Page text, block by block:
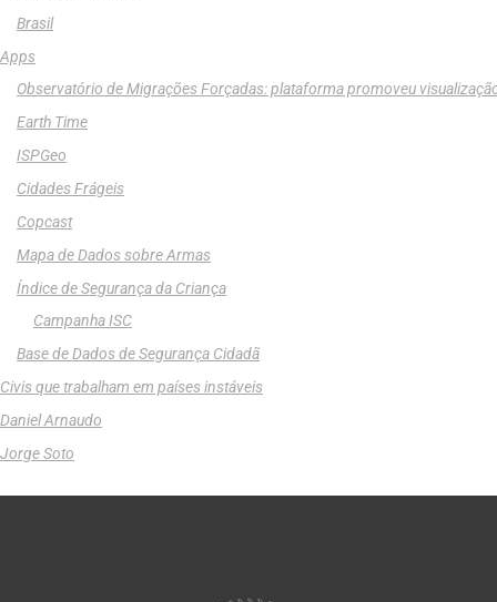
Brasil
Apps
Observatório de Migrações Forçadas: plataforma promoveu
Earth Time
ISPGeo
Cidades Frágeis
Copcast
Mapa de Dados sobre Armas
Índice de Segurança da Criança
Campanha ISC
Base de Dados de Segurança Cidadã
Civis que trabalham em países instáveis
Daniel Arnaudo
Jorge Soto